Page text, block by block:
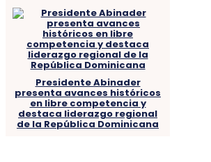
Presidente Abinader
presenta avances históricos
en libre competencia y
destaca liderazgo regional
de la República Dominicana